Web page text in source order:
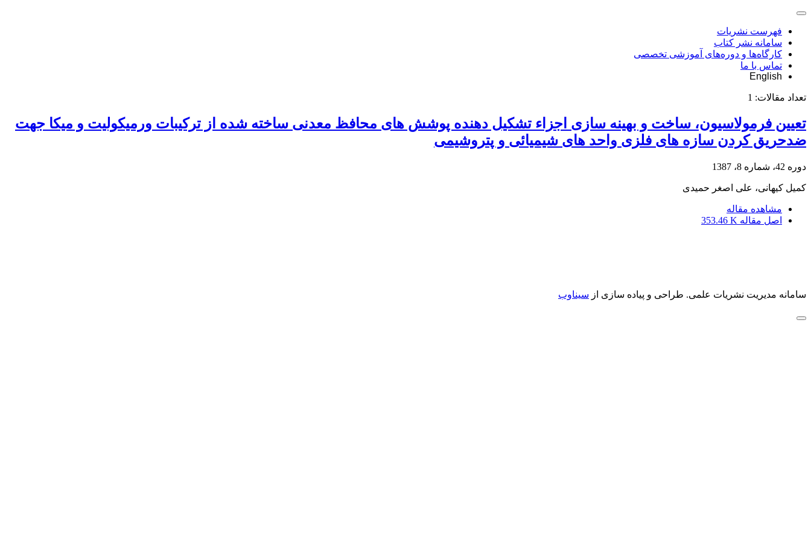
فهرست نشریات
سامانه نشر کتاب
کارگاه‌ها و دوره‌های آموزشی تخصصی
تماس با ما
English
تعداد مقالات: 1
تعیین فرمولاسیون، ساخت و بهینه سازی اجزاء تشکیل دهنده پوشش های محافظ معدنی ساخته شده از ترکیبات ورمیکولیت و میکا جهت
ضدحریق کردن سازه های فلزی واحد های شیمیائی و پتروشیمی
دوره 42، شماره 8، 1387
کمیل کیهانی، علی اصغر حمیدی
مشاهده مقاله
اصل مقاله 353.46 K
سامانه مدیریت نشریات علمی. طراحی و پیاده سازی از سیناوب